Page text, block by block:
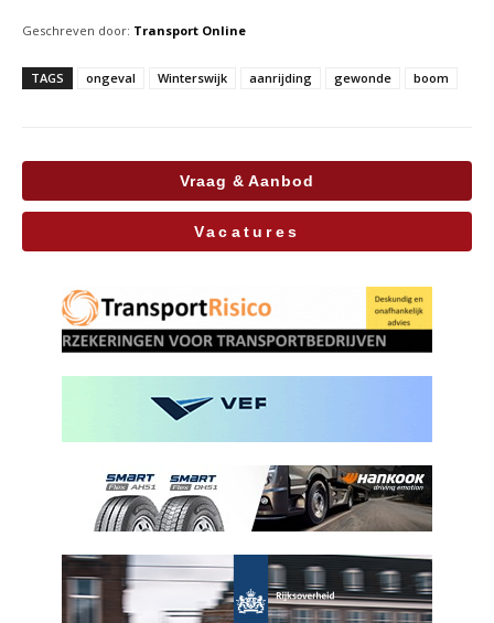
Geschreven door: Transport Online
TAGS ongeval Winterswijk aanrijding gewonde boom
Vraag & Aanbod
Vacatures